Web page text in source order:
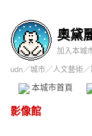
奧黛
加入本城
udn／城市／人文藝術／
本城市首頁
影像館